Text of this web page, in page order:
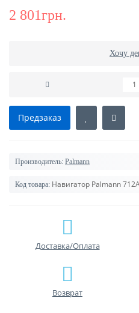
2 801грн.
Хочу
Предзаказ
Производитель: Palmann
Код товара: Навигатор Palmann
Доставка/Оплата
Возврат